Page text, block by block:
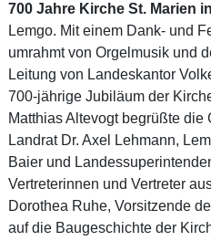
700 Jahre Kirche St. Marien
Lemgo. Mit einem Dank- und
umrahmt von Orgelmusik und
Leitung von Landeskantor
700-jährige Jubiläum der
Matthias Altevogt begrüßte die
Landrat Dr. Axel Lehmann,
Baier und
Vertreterinnen und Vertreter
Dorothea Ruhe, Vorsitzende
auf die Baugeschichte der